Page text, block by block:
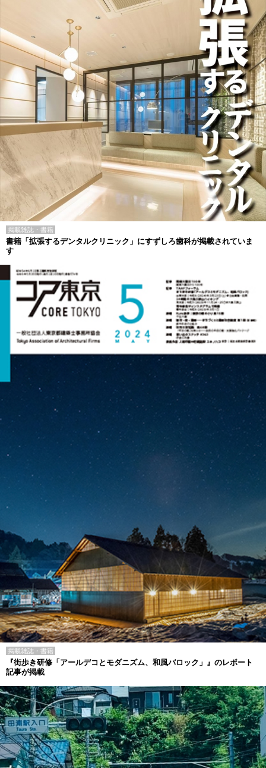
掲載雑誌・書籍
書籍「拡張するデンタルクリニック」にすずしろ歯科が掲載されていま
す
掲載雑誌・書籍
『街歩き研修「アールデコとモダニズム、和風バロック」』のレポート
記事が掲載